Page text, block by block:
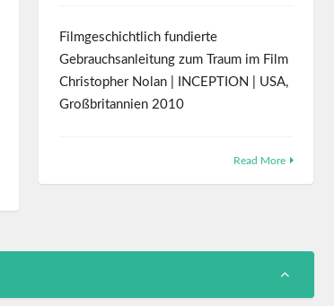
Filmgeschichtlich fundierte
Gebrauchsanleitung zum Traum im Film
Christopher Nolan | INCEPTION | USA,
Großbritannien 2010
Read More